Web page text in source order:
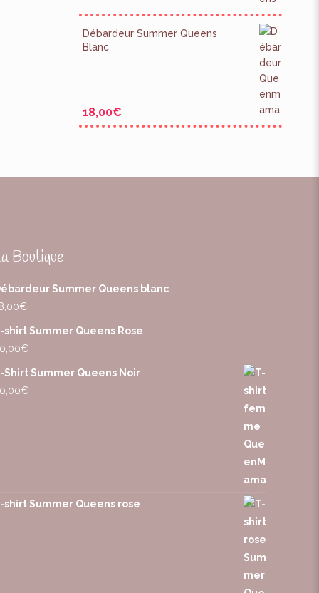
Débardeur Summer Queens
Blanc
18,00€
Boutique
Summer Queens blanc
€
shirt Summer Queens Rose
€
Shirt Summer Queens Noir
€
shirt Summer Queens rose